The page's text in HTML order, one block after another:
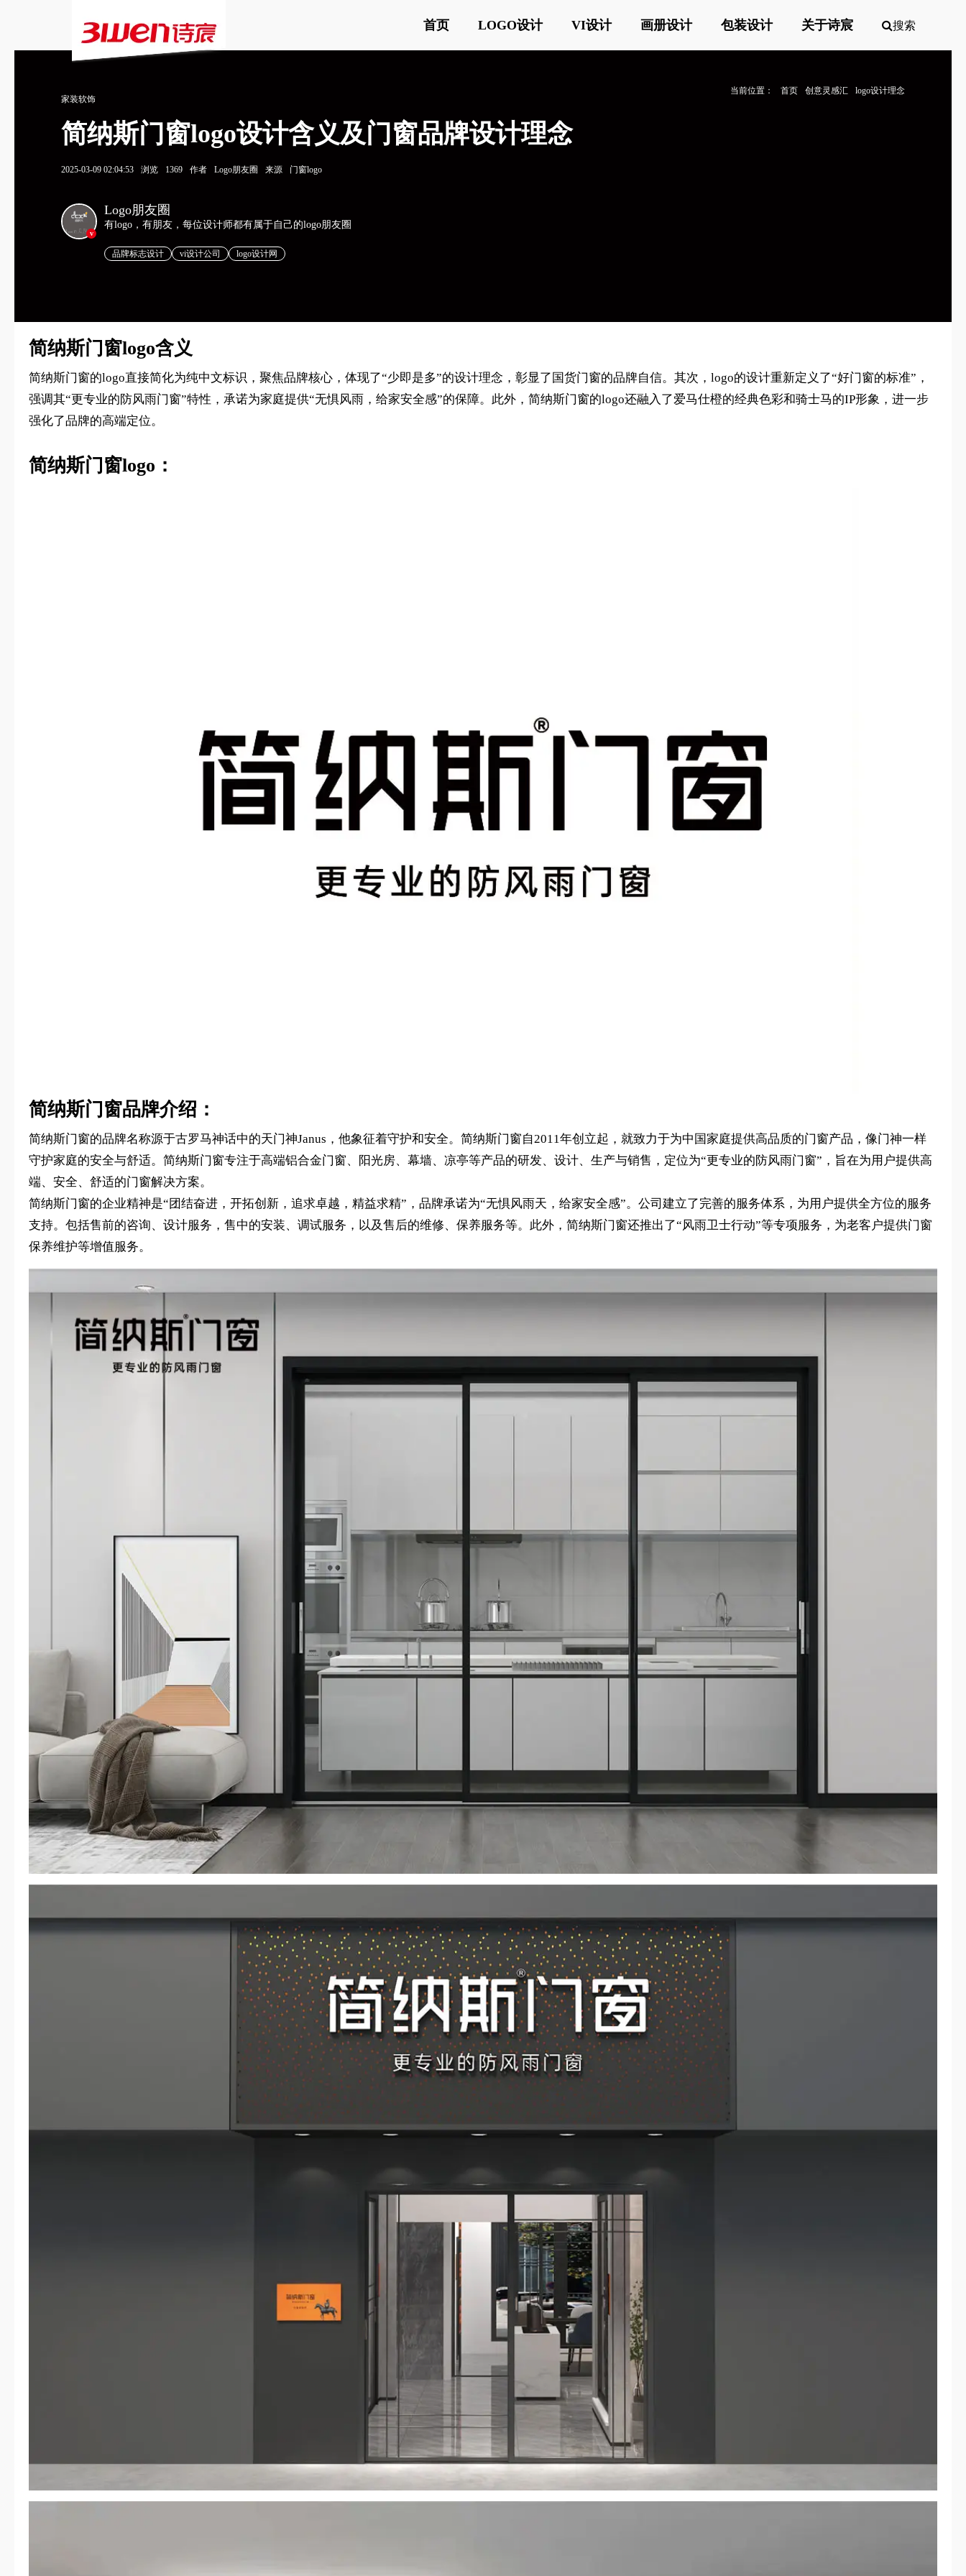
首页 LOGO设计 VI设计 画册设计 包装设计 关于诗宸 搜索
当前位置： 首页 创意灵感汇
logo设计理念
家装软饰
简纳斯门窗logo设计含义及门窗品牌设计理念
2025-03-09 02:04:53 浏览 1369 作者 Logo朋友圈 来源 门窗logo
v
Logo朋友圈
有logo，有朋友，每位设计师都有属于自己的logo朋友圈
品牌标志设计 vi设计公司 logo设计网
简纳斯门窗logo含义
简纳斯门窗的logo直接简化为纯中文标识，聚焦品牌核心，体现了“少即是多”的设计理念，彰显了国货门窗的品牌自信‌。其次，logo的设计重新定义了“好门窗的标准”，
强调其“更专业的防风雨门窗”特性，承诺为家庭提供“无惧风雨，给家安全感”的保障‌。此外，简纳斯门窗的logo还融入了爱马仕橙的经典色彩和骑士马的IP形象，进一步
强化了品牌的高端定位‌。
简纳斯门窗logo：
简纳斯门窗品牌介绍：
简纳斯门窗的品牌名称源于古罗马神话中的天门神Janus，他象征着守护和安全。简纳斯门窗自2011年创立起，就致力于为中国家庭提供高品质的门窗产品，像门神一样
守护家庭的安全与舒适。简纳斯门窗专注于高端铝合金门窗、阳光房、幕墙、凉亭等产品的研发、设计、生产与销售，定位为“更专业的防风雨门窗”，旨在为用户提供高
端、安全、舒适的门窗解决方案。
简纳斯门窗的企业精神是“团结奋进，开拓创新，追求卓越，精益求精”，品牌承诺为“无惧风雨天，给家安全感”。公司建立了完善的服务体系，为用户提供全方位的服务
支持。包括售前的咨询、设计服务，售中的安装、调试服务，以及售后的维修、保养服务等。此外，简纳斯门窗还推出了“风雨卫士行动”等专项服务，为老客户提供门窗
保养维护等增值服务。